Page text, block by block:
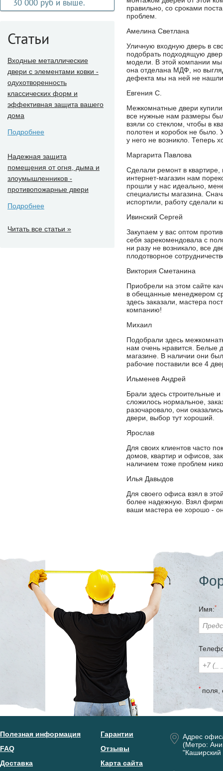
30 000 руб и выше.
Статьи
Входные металлические
двери с элементами ковки -
одухотворенность
классических форм и
эффективная защита вашего
дома
Подробнее
Надежная защита
помещения от огня, дыма и
злоумышленников -
противопожарные двери
Подробнее
Читать все статьи »
правильно, со сроками
проблем.
Амелина Светлана
Уличную входную дверь в
подобрать подходящую
модели. В этой компании мы
она отделана МДФ, но
дефекта мы на ней не
Евгения С.
Межкомнатные двери
все нужные нам размеры
взяли со стеклом, чтобы в
полотен и коробок не было.
у него не возникло. Теперь
Маргарита Павлова
Сделали ремонт в
интернет-магазин нам
прошли у нас идеально,
специалисты магазина.
испортили, работу сделали
Ивинский Сергей
Закупаем у вас оптом
себя зарекомендовала с
ни разу не возникало, все
плодотворное
Виктория Сметанина
Приобрели на этом сайте
в обещанные менеджером
здесь заказали, мастера
компанию!
Михаил
Подобрали здесь
нам очень нравится. Белые
магазине. В наличии они
рабочие поставили все 4
Ильменев Андрей
Брали здесь строительные
сложилось нормальное,
разочаровало, они
двери, выбор тут хороший.
Ярослав
Для своих клиентов часто
домов, квартир и офисов,
наличием тоже проблем
Илья Давыдов
Для своего офиса взял в
более надежную. Взял
ваши мастера ее хорошо -
Имя:*
* поля,
Полезная информация
FAQ
Доставка
Гарантии
Отзывы
Карта сайта
Адрес
(Метро: